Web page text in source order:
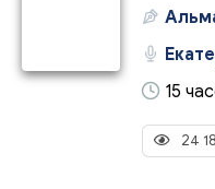
15
24